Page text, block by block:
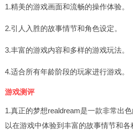
1.精美的游戏画面和流畅的操作体验。
2.引人入胜的故事情节和角色设定。
3.丰富的游戏内容和多样的游戏玩法。
4.适合所有年龄阶段的玩家进行游戏。
游戏测评
1.真正的梦想realdream是一款非常出色
以在游戏中体验到丰富的故事情节和各